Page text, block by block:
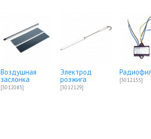
Воздушная
заслонка
[3012085]
Электрод
розжига
[3012129]
[3012155]